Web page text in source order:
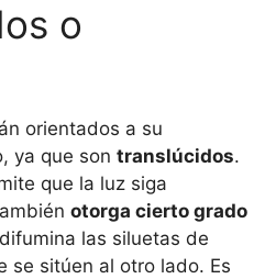
o
orientados a su
ya que son translúcidos.
que la luz siga
otorga cierto grado
las siluetas de
se sitúen al otro lado. Es